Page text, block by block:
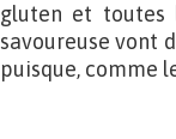
gluten et toutes
savoureuse vont
puisque, comme